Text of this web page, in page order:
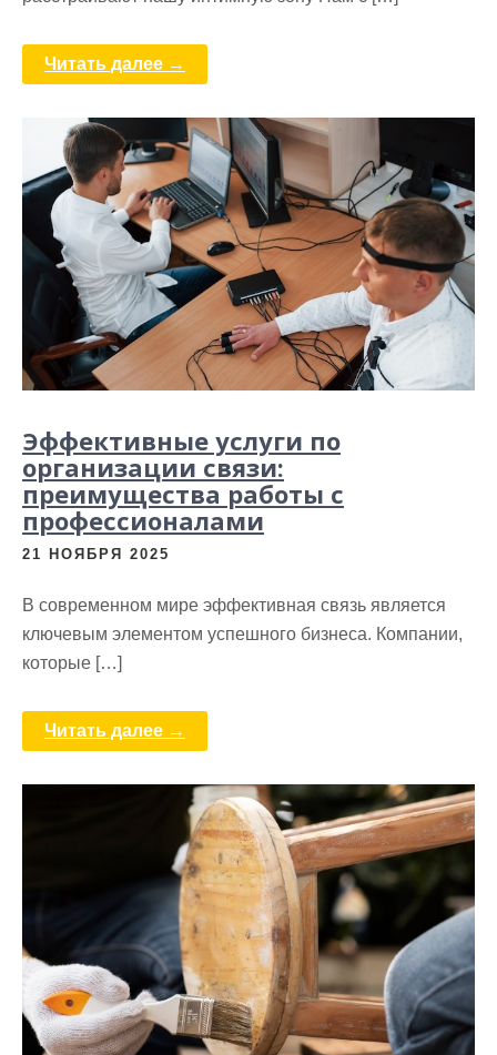
Читать далее →
Эффективные услуги по
организации связи:
преимущества работы с
профессионалами
21 НОЯБРЯ 2025
В современном мире эффективная связь является
ключевым элементом успешного бизнеса. Компании,
которые […]
Читать далее →